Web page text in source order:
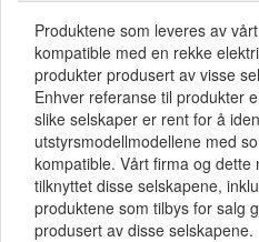
Produktene som leveres av
kompatible med en rekke
produkter produsert av visse
Enhver referanse til produkter
slike selskaper er rent for å
utstyrsmodellmodellene med
kompatible. Vårt firma og dette
tilknyttet disse selskapene,
produktene som tilbys for salg
produsert av disse selskapene.